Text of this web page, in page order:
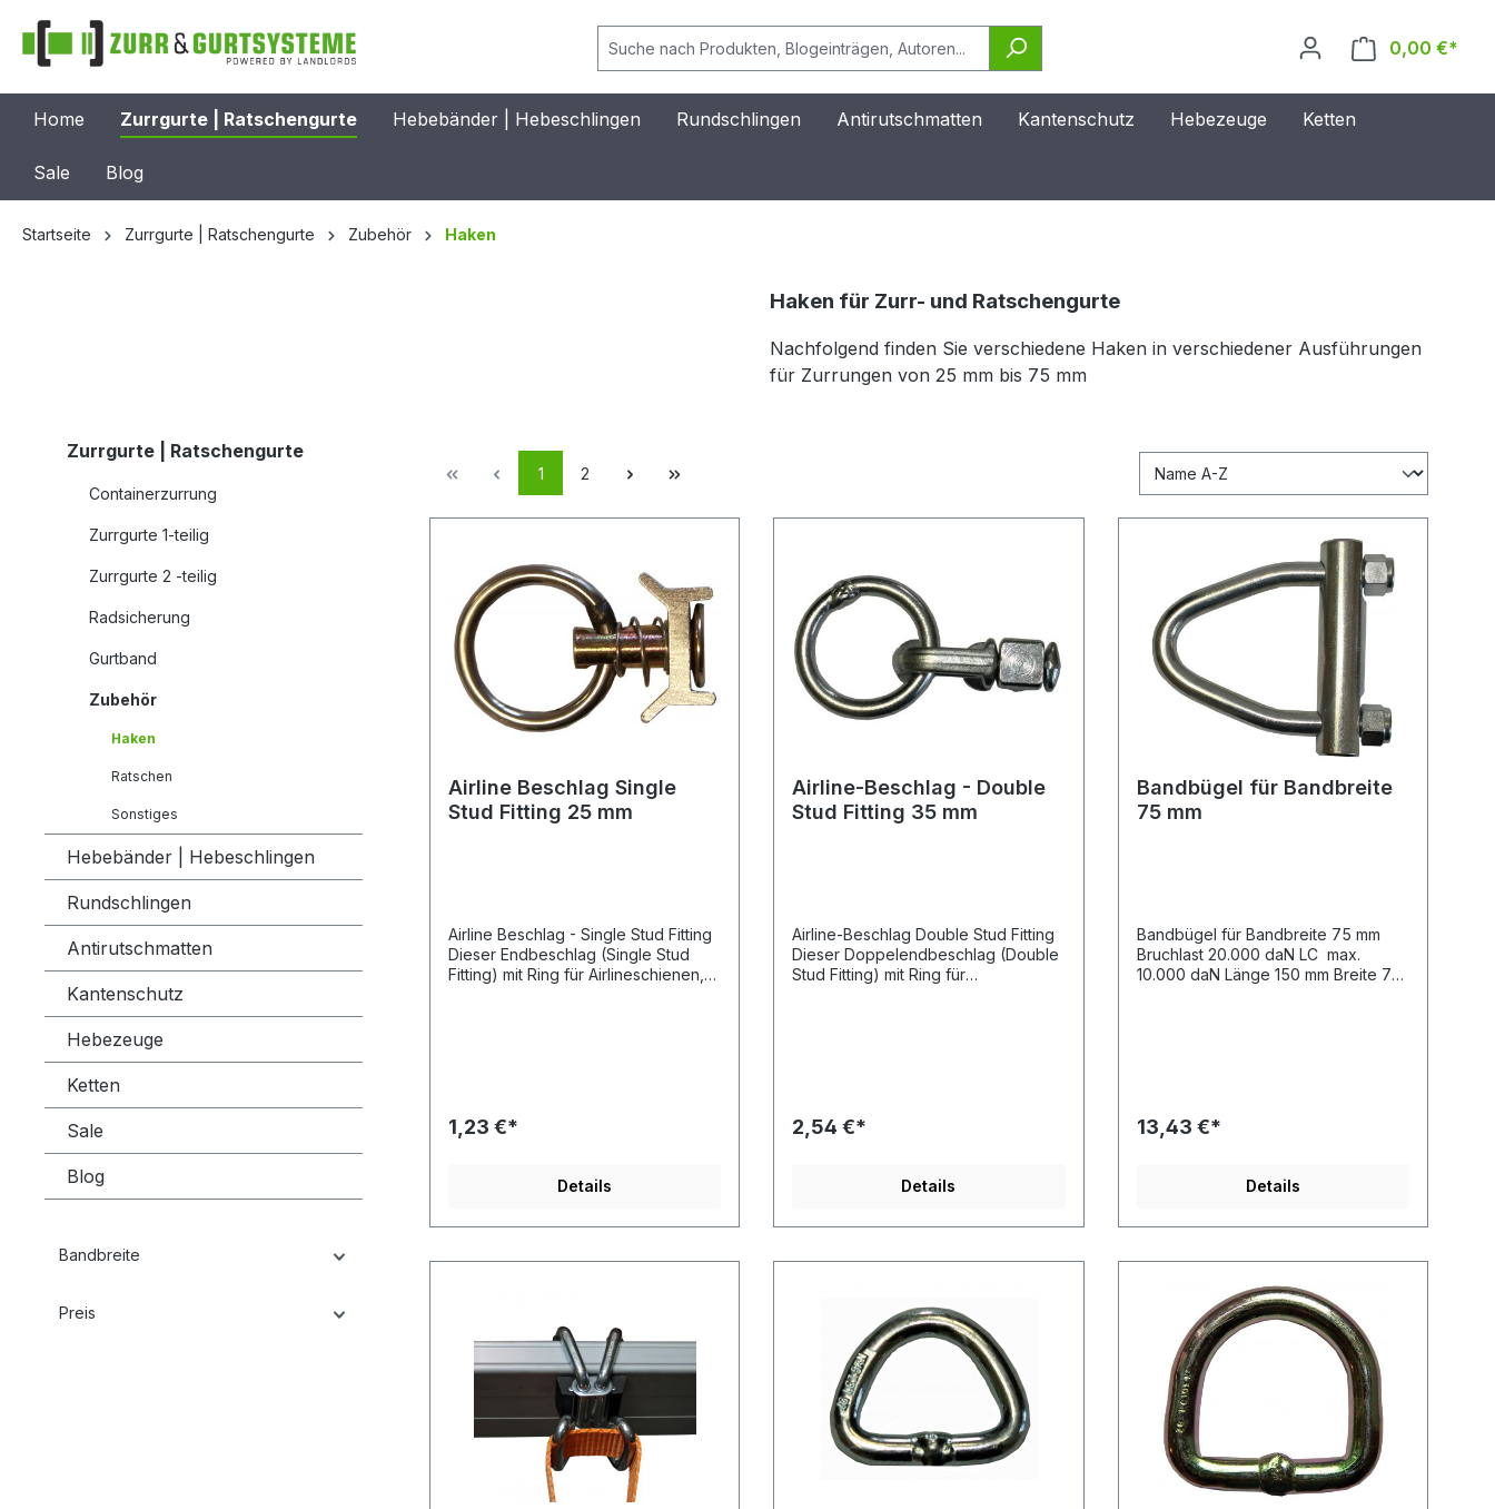
Zur Hauptnavigation springen
0,00 €*
Home Zurrgurte | Ratschengurte Hebebänder | Hebeschlingen Rundschlingen Antirutschmatten Kantenschutz Hebezeuge Ketten
Sale Blog
Startseite Zurrgurte | Ratschengurte Zubehör Haken
Haken für Zurr- und Ratschengurte
Nachfolgend finden Sie verschiedene Haken in verschiedener Ausführungen
für Zurrungen von 25 mm bis 75 mm
Zurrgurte | Ratschengurte
Containerzurrung
Zurrgurte 1-teilig
Zurrgurte 2 -teilig
Radsicherung
Gurtband
Zubehör
Haken
Ratschen
Sonstiges
Hebebänder | Hebeschlingen
Rundschlingen
Antirutschmatten
Kantenschutz
Hebezeuge
Ketten
Sale
Blog
Bandbreite
Preis
1 2
Airline Beschlag Single
Stud Fitting 25 mm
Airline Beschlag - Single Stud Fitting
Dieser Endbeschlag (Single Stud
Fitting) mit Ring für Airlineschienen,
für Bandbreite 25 mm
Ringdurchmesser 29 mm Länge 61
1,23 €*
Details
Airline-Beschlag - Double
Stud Fitting 35 mm
Airline-Beschlag Double Stud Fitting
Dieser Doppelendbeschlag (Double
Stud Fitting) mit Ring für
gegenüber dem Single Stud Fitting,
der nur an einem Punkt hält. Dieser
erhältlichen Airlineschienen. für
Bandbreite 35 mm Ringdurchmesser
2,54 €*
Details
Bandbügel für Bandbreite
75 mm
Bandbügel für Bandbreite 75 mm
Bruchlast 20.000 daN LC max.
10.000 daN Länge 150 mm Breite 76
13,43 €*
Details